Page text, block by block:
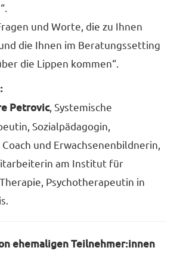
und Worte, die zu Ihnen
die Ihnen im Beratungssetting
die Lippen kommen“.
Petrovic, Systemische
Sozialpädagogin,
und Erwachsenenbildnerin,
am Institut für
Psychotherapeutin in
ehemaligen Teilnehmer:innen